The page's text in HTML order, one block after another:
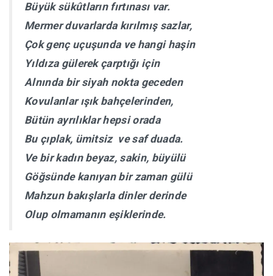
Büyük sükûtların fırtınası var.
Mermer duvarlarda kırılmış sazlar,
Çok genç uçuşunda ve hangi haşin
Yıldıza gülerek çarptığı için
Alnında bir siyah nokta geceden
Kovulanlar ışık bahçelerinden,
Bütün ayrılıklar hepsi orada
Bu çıplak, ümitsiz ve saf duada.
Ve bir kadın beyaz, sakin, büyülü
Göğsünde kanıyan bir zaman gülü
Mahzun bakışlarla dinler derinde
Olup olmamanın eşiklerinde.